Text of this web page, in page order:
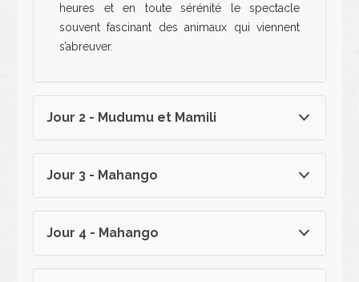
heures et en toute sérénité le spectacle
souvent fascinant des animaux qui viennent
s’abreuver.
Jour 2 - Mudumu et Mamili
Jour 3 - Mahango
Jour 4 - Mahango